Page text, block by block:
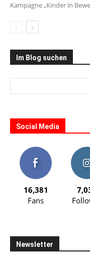
Kampagne „Kinder in
Im Blog suchen
Social Media
16,381
Fans
Newsletter